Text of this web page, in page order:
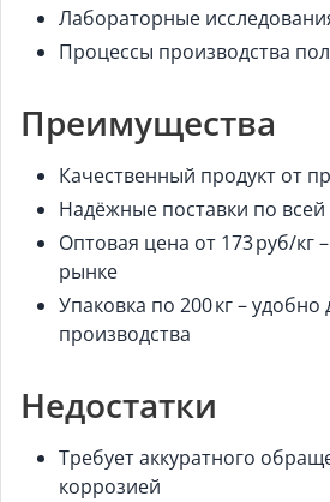
Лабораторные
Процессы производства
Преимущества
Качественный продукт от
Надёжные поставки по
Оптовая цена от 173 руб/кг
рынке
Упаковка по 200 кг – удобно
производства
Недостатки
Требует аккуратного
коррозией